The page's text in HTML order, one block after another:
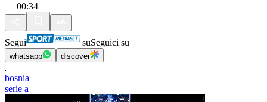
00:34
Segui suSeguici su
whatsapp discover
bosnia
serie a